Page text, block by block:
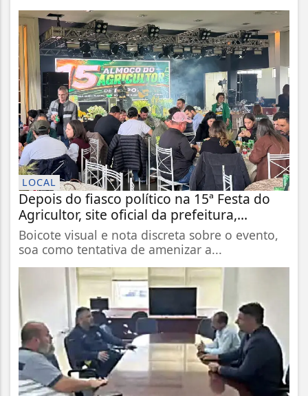
LOCAL
Depois do fiasco político na 15ª Festa do
Agricultor, site oficial da prefeitura,...
Boicote visual e nota discreta sobre o evento,
soa como tentativa de amenizar a...